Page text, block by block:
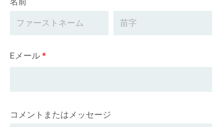
Eメール*
コメントまたはメッセージ